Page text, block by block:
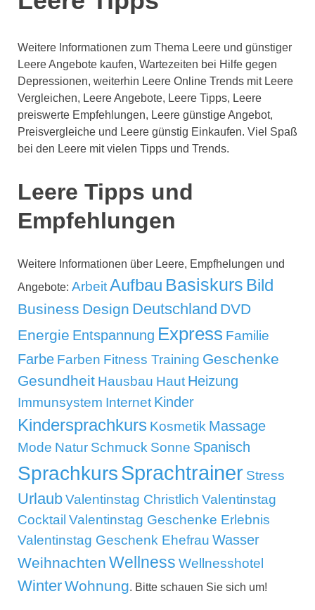
Weitere Informationen zum Thema Leere und günstiger
Leere Angebote kaufen, Wartezeiten bei Hilfe gegen
Depressionen, weiterhin Leere Online Trends mit Leere
Vergleichen, Leere Angebote, Leere Tipps, Leere
preiswerte Empfehlungen, Leere günstige Angebot,
Preisvergleiche und Leere günstig Einkaufen. Viel Spaß
bei den Leere mit vielen Tipps und Trends.
Leere Tipps und
Empfehlungen
Weitere Informationen über Leere, Empfhelungen und
Angebote: ArbeitAufbau Basiskurs Bild
Business Design Deutschland DVD
Energie Entspannung Express Familie
Farbe Farben Fitness Training Geschenke
Gesundheit Hausbau Haut Heizung
Immunsystem Internet Kinder
Kindersprachkurs Kosmetik Massage
Mode Natur Schmuck Sonne Spanisch
SprachkursSprachtrainer Stress
UrlaubValentinstag Christlich Valentinstag
Cocktail Valentinstag Geschenke Erlebnis
Valentinstag Geschenk Ehefrau Wasser
Weihnachten Wellness Wellnesshotel
WinterWohnung. Bitte schauen Sie sich um!